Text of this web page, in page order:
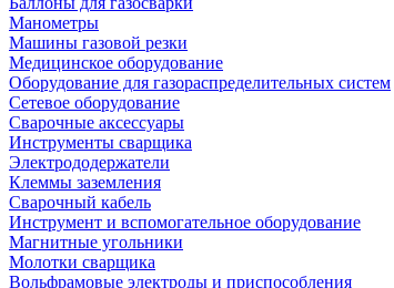
Манометры
Машины газовой резки
Медицинское оборудование
Оборудование для газораспределительных систем
Сетевое оборудование
Сварочные аксессуары
Инструменты сварщика
Электрододержатели
Клеммы заземления
Сварочный кабель
Инструмент и вспомогательное оборудование
Магнитные угольники
Молотки сварщика
Вольфрамовые электроды и приспособления